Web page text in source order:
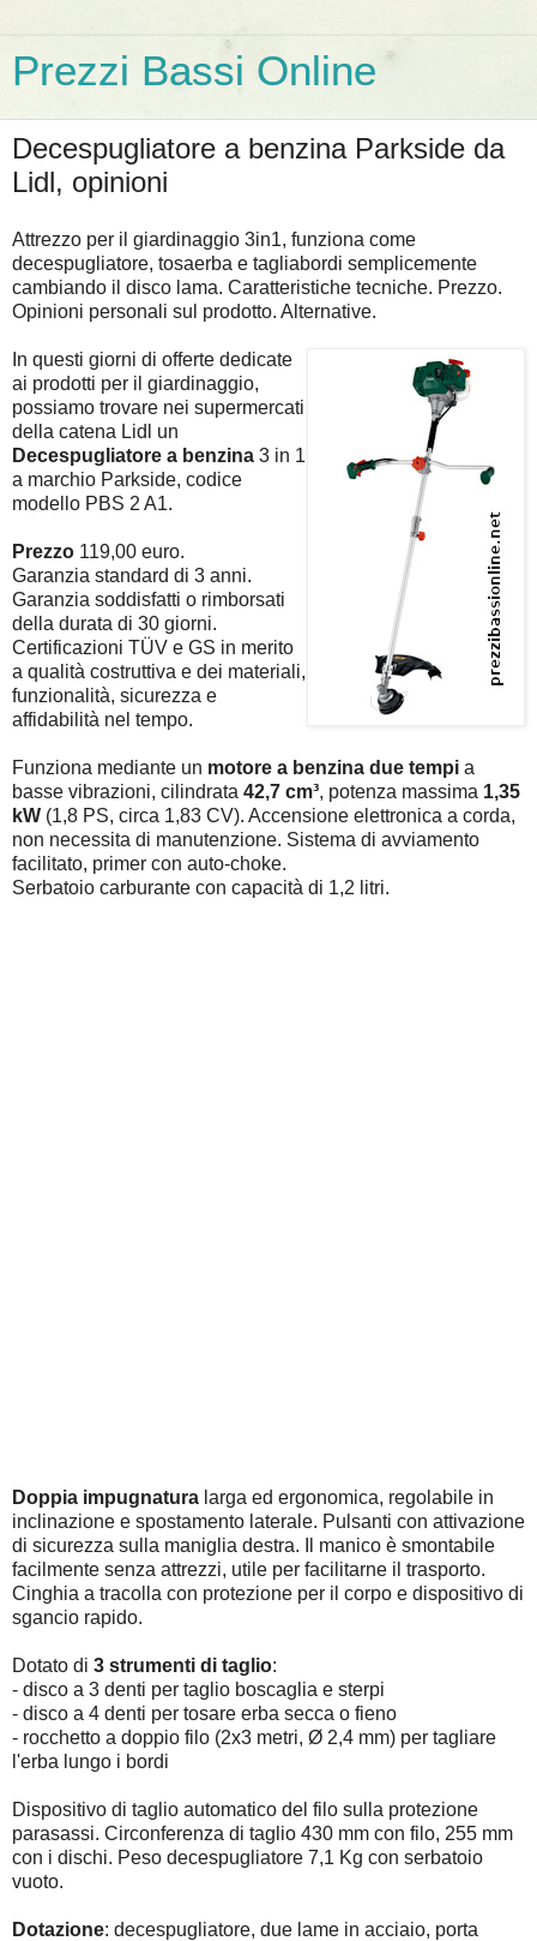
Prezzi Bassi Online
Decespugliatore a benzina Parkside da
Lidl, opinioni
Attrezzo per il giardinaggio 3in1, funziona come
decespugliatore, tosaerba e tagliabordi semplicemente
cambiando il disco lama. Caratteristiche tecniche. Prezzo.
Opinioni personali sul prodotto. Alternative.
In questi giorni di offerte dedicate
ai prodotti per il giardinaggio,
possiamo trovare nei supermercati
della catena Lidl un
Decespugliatore a benzina 3 in 1
a marchio Parkside, codice
modello PBS 2 A1.
Prezzo 119,00 euro.
Garanzia standard di 3 anni.
Garanzia soddisfatti o rimborsati
della durata di 30 giorni.
Certificazioni TÜV e GS in merito
a qualità costruttiva e dei materiali,
funzionalità, sicurezza e
affidabilità nel tempo.
Funziona mediante un motore a benzina due tempi a
basse vibrazioni, cilindrata 42,7 cm³, potenza massima 1,35
kW (1,8 PS, circa 1,83 CV). Accensione elettronica a corda,
non necessita di manutenzione. Sistema di avviamento
facilitato, primer con auto-choke.
Serbatoio carburante con capacità di 1,2 litri.
Doppia impugnatura larga ed ergonomica, regolabile in
inclinazione e spostamento laterale. Pulsanti con attivazione
di sicurezza sulla maniglia destra. Il manico è smontabile
facilmente senza attrezzi, utile per facilitarne il trasporto.
Cinghia a tracolla con protezione per il corpo e dispositivo di
sgancio rapido.
Dotato di 3 strumenti di taglio:
- disco a 3 denti per taglio boscaglia e sterpi
- disco a 4 denti per tosare erba secca o fieno
- rocchetto a doppio filo (2x3 metri, Ø 2,4 mm) per tagliare
l'erba lungo i bordi
Dispositivo di taglio automatico del filo sulla protezione
parasassi. Circonferenza di taglio 430 mm con filo, 255 mm
con i dischi. Peso decespugliatore 7,1 Kg con serbatoio
vuoto.
Dotazione: decespugliatore, due lame in acciaio, porta